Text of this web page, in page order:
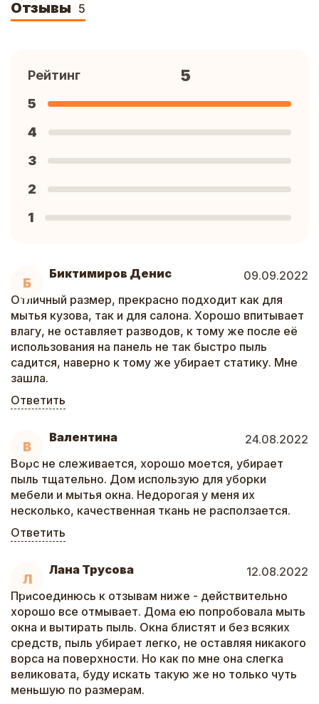
Отзывы 5
Б
Биктимиров Денис
09.09.2022
Отличный размер, прекрасно подходит как для
мытья кузова, так и для салона. Хорошо впитывает
влагу, не оставляет разводов, к тому же после её
использования на панель не так быстро пыль
садится, наверно к тому же убирает статику. Мне
зашла.
Ответить
В
Валентина
24.08.2022
Ворс не слеживается, хорошо моется, убирает
пыль тщательно. Дом использую для уборки
мебели и мытья окна. Недорогая у меня их
несколько, качественная ткань не расползается.
Ответить
Л
Лана Трусова
12.08.2022
Присоединюсь к отзывам ниже - действительно
хорошо все отмывает. Дома ею попробовала мыть
окна и вытирать пыль. Окна блистят и без всяких
средств, пыль убирает легко, не оставляя никакого
ворса на поверхности. Но как по мне она слегка
великовата, буду искать такую же но только чуть
меньшую по размерам.
Рейтинг 5
5
4
3
2
1